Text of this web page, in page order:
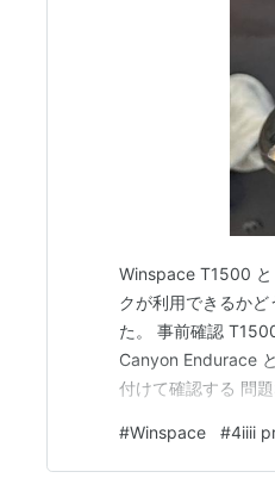
Winspace T1500 と
クが利用できるか
た。 事前確認
Canyon Endurace
付けて確認する 問
#Winspace #4iiii